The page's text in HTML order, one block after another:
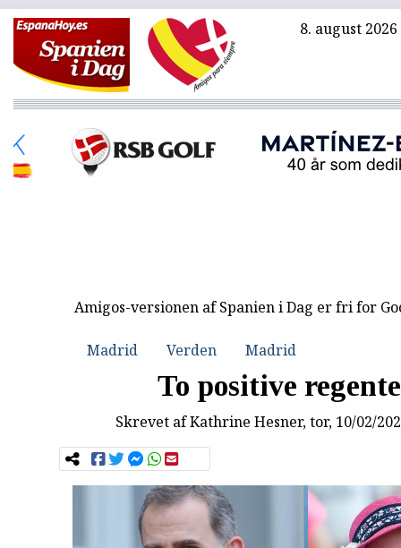
8. august 2026
Amigos-versionen af Spanien i Dag er fri for
Madrid Verden Madrid
To positive
Skrevet afKathrine Hesner, tor, 10/02/